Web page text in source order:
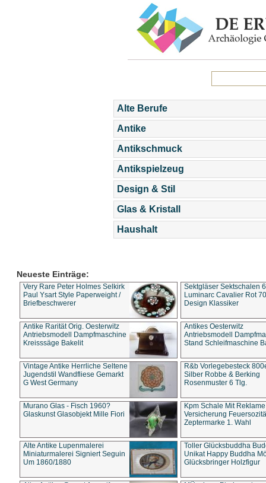
Alte Berufe
Antike
Antikschmuck
Antikspielzeug
Design & Stil
Glas & Kristall
Haushalt
Neueste Einträge:
Very Rare Peter Holmes Selkirk
Paul Ysart Style Paperweight /
Briefbeschwerer
Sektgläser Sektschalen
Luminarc Cavalier Rot
Design Klassiker
Antike Rarität Orig. Oesterwitz
Antriebsmodell Dampfmaschine
Kreisssäge Bakelit
Antikes Oesterwitz
Antriebsmodell
Stand Schleifmaschine
Vintage Antike Herrliche Seltene
Jugendstil Wandfliese Gemarkt
G West Germany
R&b Vorlegebesteck
Silber Robbe & Berking
Rosenmuster 6 Tlg.
Murano Glas - Fisch 1960?
Glaskunst Glasobjekt Mille Fiori
Kpm Schale Mit Reklame
Versicherung
Zeptermarke 1. Wahl
Alte Antike Lupenmalerei
Miniaturmalerei Signiert Seguin
Um 1860/1880
Toller Glücksbuddha
Unikat Happy Buddha
Glücksbringer Holzfigur